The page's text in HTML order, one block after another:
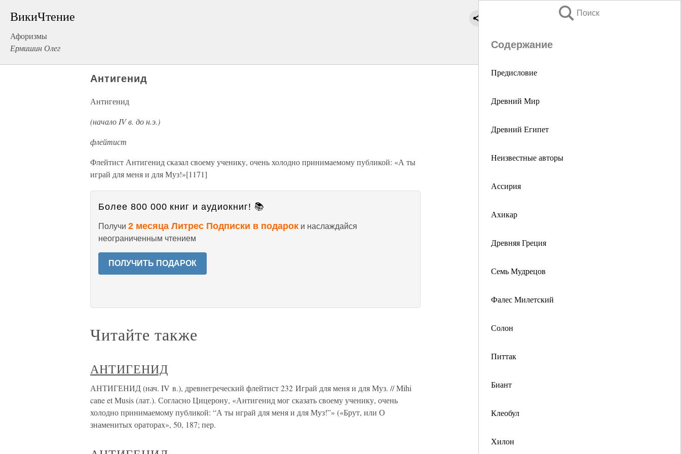
ВикиЧтение
Афоризмы
Ермишин Олег
Поиск
Содержание
Предисловие
Древний Мир
Древний Египет
Неизвестные авторы
Ассирия
Ахикар
Древняя Греция
Семь Мудрецов
Фалес Милетский
Солон
Питтак
Биант
Клеобул
Хилон
Антигенид
Антигенид
(начало IV в. до н.э.)
флейтист
Флейтист Антигенид сказал своему ученику, очень холодно принимаемому публикой: «А ты
играй для меня и для Муз!»[1171]
Более 800 000 книг и аудиокниг! 📚
Получи 2 месяца Литрес Подписки в подарок и наслаждайся
неограниченным чтением
ПОЛУЧИТЬ ПОДАРОК
Читайте также
АНТИГЕНИД
АНТИГЕНИД (нач. IV в.), древнегреческий флейтист 232 Играй для меня и для Муз. // Mihi
cane et Musis (лат.). Согласно Цицерону, «Антигенид мог сказать своему ученику, очень
холодно принимаемому публикой: “А ты играй для меня и для Муз!”» («Брут, или О
знаменитых ораторах», 50, 187; пер.